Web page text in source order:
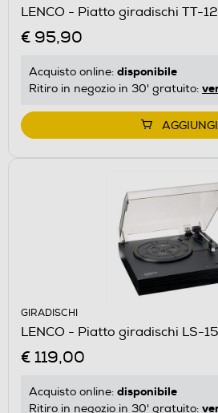
LENCO - Piatto giradischi TT-
€ 95,90
Acquisto online: disponibile
Ritiro in negozio in 30' gratuito:
AGGIUNGI
GIRADISCHI
LENCO - Piatto giradischi LS-
€ 119,00
Acquisto online: disponibile
Ritiro in negozio in 30' gratuito: